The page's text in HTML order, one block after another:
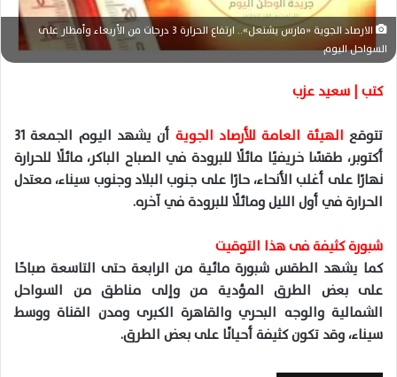
ك
ت
ر
ن
ا
الارصاد الجوية «مارس يشتعل».. ارتفاع الحرارة 3 درجات من الأربعاء وأمطار على
السواحل اليوم
كتب | سعيد عزب
تتوقع الهيئة العامة للأرصاد الجوية
أن يشهد اليوم الجمعة 31
أكتوبر، طقسًا خريفيًا مائلًا للبرودة في الصباح الباكر، مائلًا للحرارة
نهارًا على أغلب الأنحاء، حارًا على جنوب البلاد وجنوب سيناء، معتدل
الحرارة في أول الليل ومائلًا للبرودة في آخره.
شبورة كثيفة فى هذا التوقيت
كما يشهد الطقس شبورة مائية من الرابعة حتى التاسعة صباحًا
على بعض الطرق المؤدية من وإلى مناطق من السواحل
الشمالية والوجه البحري والقاهرة الكبرى ومدن القناة ووسط
سيناء، وقد تكون كثيفة أحيانًا على بعض الطرق.